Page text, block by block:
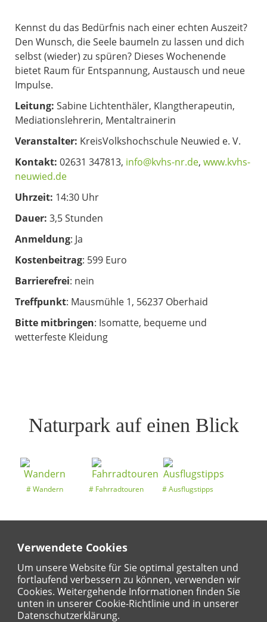
Verwendete Cookies
Um unsere Website für Sie optimal gestalten und
fortlaufend verbessern zu können, verwenden wir
Cookies. Weitergehende Informationen finden Sie
unten in unserer Cookie-Richtlinie und in unserer
Datenschutzerklärung.
Kennst du das Bedürfnis nach einer echten Auszeit?
Den Wunsch, die Seele baumeln zu lassen und dich
selbst (wieder) zu spüren? Dieses Wochenende
bietet Raum für Entspannung, Austausch und neue
Impulse.
Leitung: Sabine Lichtenthäler, Klangtherapeutin,
Mediationslehrerin, Mentaltrainerin
Veranstalter: KreisVolkshochschule Neuwied e. V.
Kontakt: 02631 347813, info@kvhs-nr.de, www.kvhs-
neuwied.de
Uhrzeit: 14:30 Uhr
Dauer: 3,5 Stunden
Anmeldung: Ja
Kostenbeitrag: 599 Euro
Barrierefrei: nein
Treffpunkt: Mausmühle 1, 56237 Oberhaid
Bitte mitbringen: Isomatte, bequeme und
wetterfeste Kleidung
Naturpark auf einen Blick
Wandern Fahrradtouren Ausflugstipps
Entdeckertouren Ansichten
Regional
Karte